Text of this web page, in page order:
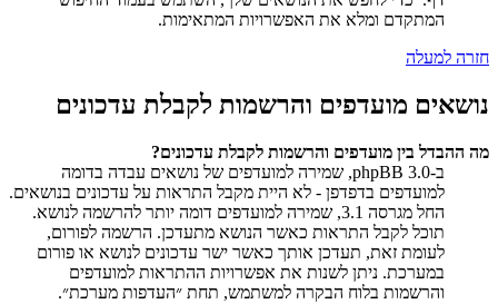
המתקדם ומלא את האפשרויות המתאימות.
חזרה למעלה
נושאים מועדפים והרשמות לקבלת עדכונים
מה ההבדל בין מועדפים והרשמות לקבלת עדכונים?
ב-phpBB 3.0, שמירה למועדפים של נושאים עבדה בדומה
למועדפים בדפדפן - לא היית מקבל התראות על עדכונים בנושאים.
החל מגרסה 3.1, שמירה למועדפים דומה יותר להרשמה לנושא.
תוכל לקבל התראות כאשר הנושא מתעדכן. הרשמה לפורום,
לעומת זאת, תעדכן אותך כאשר ישר עדכונים לנושא או פורום
במערכת. ניתן לשנות את אפשרויות ההתראות למועדפים
והרשמות בלוח הבקרה למשתמש, תחת ״העדפות מערכת״.